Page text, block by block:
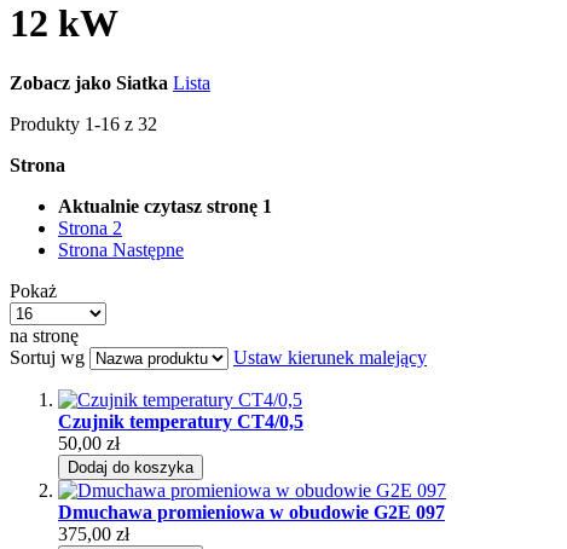
12 kW
Zobacz jako Siatka Lista
Produkty 1-16 z 32
Strona
Aktualnie czytasz stronę 1
Strona 2
Strona Następne
Pokaż
na stronę
Sortuj wg
Ustaw kierunek malejący
Czujnik temperatury CT4/0,5
50,00 zł
Dodaj do koszyka
Dmuchawa promieniowa w obudowie G2E 097
375,00 zł